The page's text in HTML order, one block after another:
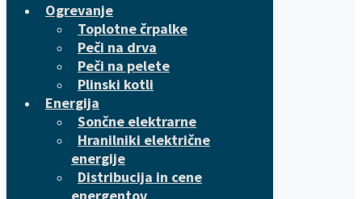
Ogrevanje
Toplotne črpalke
Peči na drva
Peči na pelete
Plinski kotli
Energija
Sončne elektrarne
Hranilniki električne
energije
Distribucija in cene